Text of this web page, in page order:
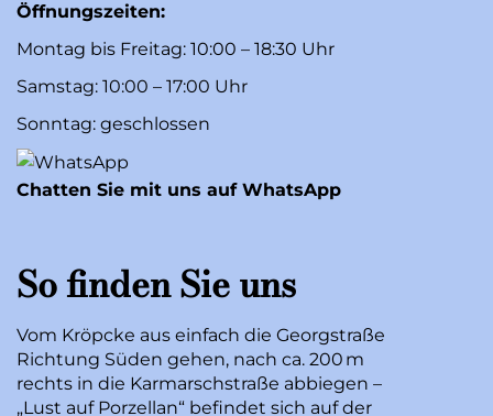
Öffnungszeiten:
Montag bis Freitag: 10:00 – 18:30 Uhr
Samstag: 10:00 – 17:00 Uhr
Sonntag: geschlossen
Chatten Sie mit uns auf WhatsApp
So finden Sie uns
Vom Kröpcke aus einfach die Georgstraße
Richtung Süden gehen, nach ca. 200 m
rechts in die Karmarschstraße abbiegen –
„Lust auf Porzellan“ befindet sich auf der